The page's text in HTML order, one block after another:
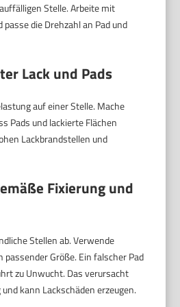
Stelle. Arbeite mit
die Drehzahl an Pad und
Lack und Pads
auf einer Stelle. Mache
Pads und lackierte Flächen
Lackbrandstellen und
Fixierung und
Stellen ab. Verwende
passender Größe. Ein falscher Pad
zu Unwucht. Das verursacht
kann Lackschäden erzeugen.